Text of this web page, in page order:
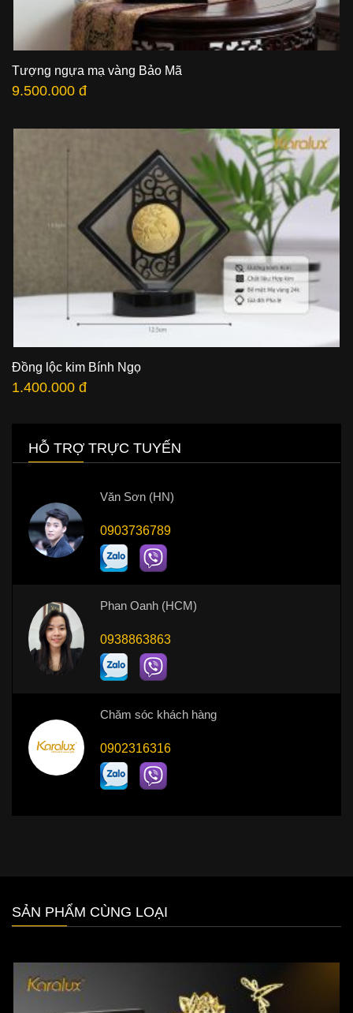
Tượng ngựa mạ vàng Bảo Mã
9.500.000 đ
Đồng lộc kim Bính Ngọ
1.400.000 đ
HỖ TRỢ TRỰC TUYẾN
Văn Sơn (HN)
0903736789
Phan Oanh (HCM)
0938863863
Chăm sóc khách hàng
0902316316
SẢN PHẨM CÙNG LOẠI